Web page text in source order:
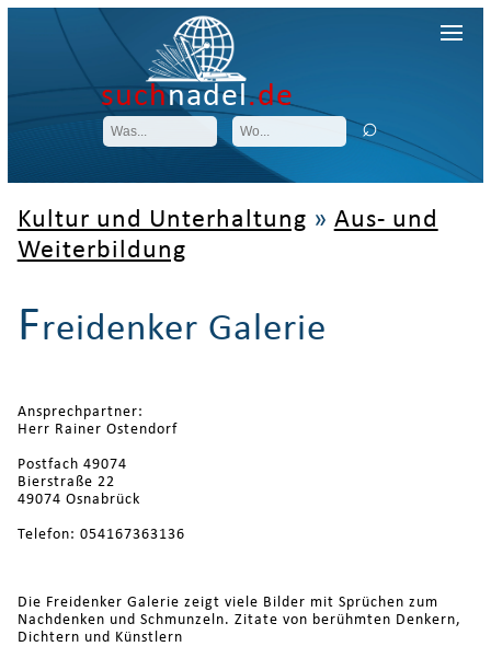
suchnadel.de
Kultur und Unterhaltung » Aus- und
Weiterbildung
Freidenker Galerie
Ansprechpartner:
Herr Rainer Ostendorf
Postfach 49074
Bierstraße 22
49074 Osnabrück
Telefon: 054167363136
Die Freidenker Galerie zeigt viele Bilder mit Sprüchen zum
Nachdenken und Schmunzeln. Zitate von berühmten Denkern,
Dichtern und Künstlern